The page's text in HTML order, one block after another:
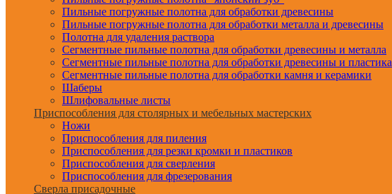
Пильные погружные полотна для обработки древесины
Пильные погружные полотна для обработки металла и древесины
Полотна для удаления раствора
Сегментные пильные полотна для обработки древесины и металла
Сегментные пильные полотна для обработки древесины и пластика
Сегментные пильные полотна для обработки камня и керамики
Шаберы
Шлифовальные листы
Приспособления для столярных и мебельных мастерских
Ножи
Приспособления для пиления
Приспособления для резки кромки и пластиков
Приспособления для сверления
Приспособления для фрезерования
Сверла присадочные